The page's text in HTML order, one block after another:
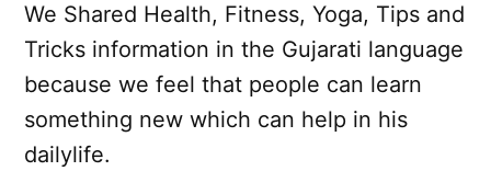
We Shared Health, Fitness, Yoga, Tips and
Tricks information in the Gujarati language
because we feel that people can learn
something new which can help in his
dailylife.